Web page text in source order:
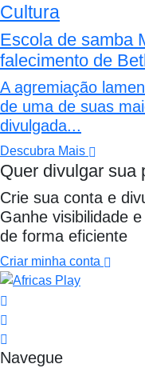
Cultura
Escola de samba
falecimento de
A agremiação
de uma de suas
divulgada...
Descubra Mais
Quer divulgar sua
Crie sua conta e
Ganhe visibilidade
de forma eficiente
Criar minha conta
Navegue